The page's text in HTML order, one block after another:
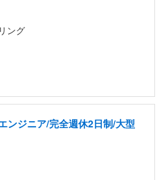
ング
ンジニア/完全週休2日制/大型